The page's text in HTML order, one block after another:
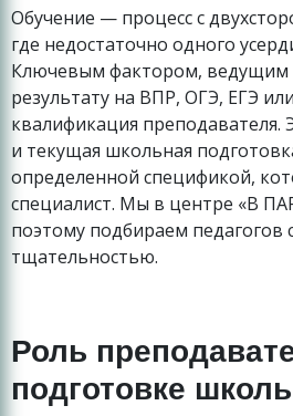
Обучение — процесс с
где недостаточно одного
Ключевым фактором, ведущим
результату на ВПР, ОГЭ, ЕГЭ
квалификация преподавателя.
и текущая школьная
определенной спецификой,
специалист. Мы в центре «В
поэтому подбираем педагогов
тщательностью.
Роль
подготовке